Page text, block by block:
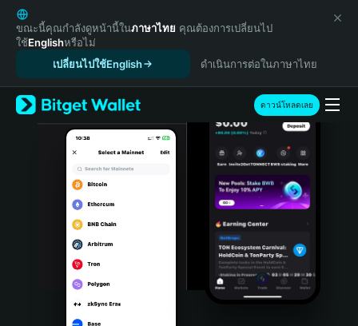
English
日本語
Tiếng Việt
Español (Latinoamérica)
Türkçe
Italiano
Português (Portugal)
Bahasa Indonesia
ขณะนี้คุณกำลังดูหน้านี้ในภาษาไทย คุณต้องการเปลี่ยนไป
ใช้Englishหรือไม่
เปลี่ยนไปใช้English
ดำเนินการต่อในภาษาไทย
ดาวน์โหลดเลย